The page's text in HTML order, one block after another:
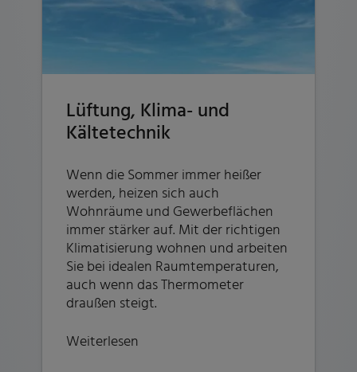
Lüftung, Klima- und
Kältetechnik
Wenn die Sommer immer heißer
werden, heizen sich auch
Wohnräume und Gewerbeflächen
immer stärker auf. Mit der richtigen
Klimatisierung wohnen und arbeiten
Sie bei idealen Raumtemperaturen,
auch wenn das Thermometer
draußen steigt.
Weiterlesen